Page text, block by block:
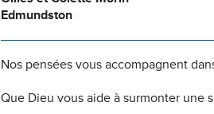
Edmundston
Nos pensées vous accompagnent
Que Dieu vous aide à surmonter une